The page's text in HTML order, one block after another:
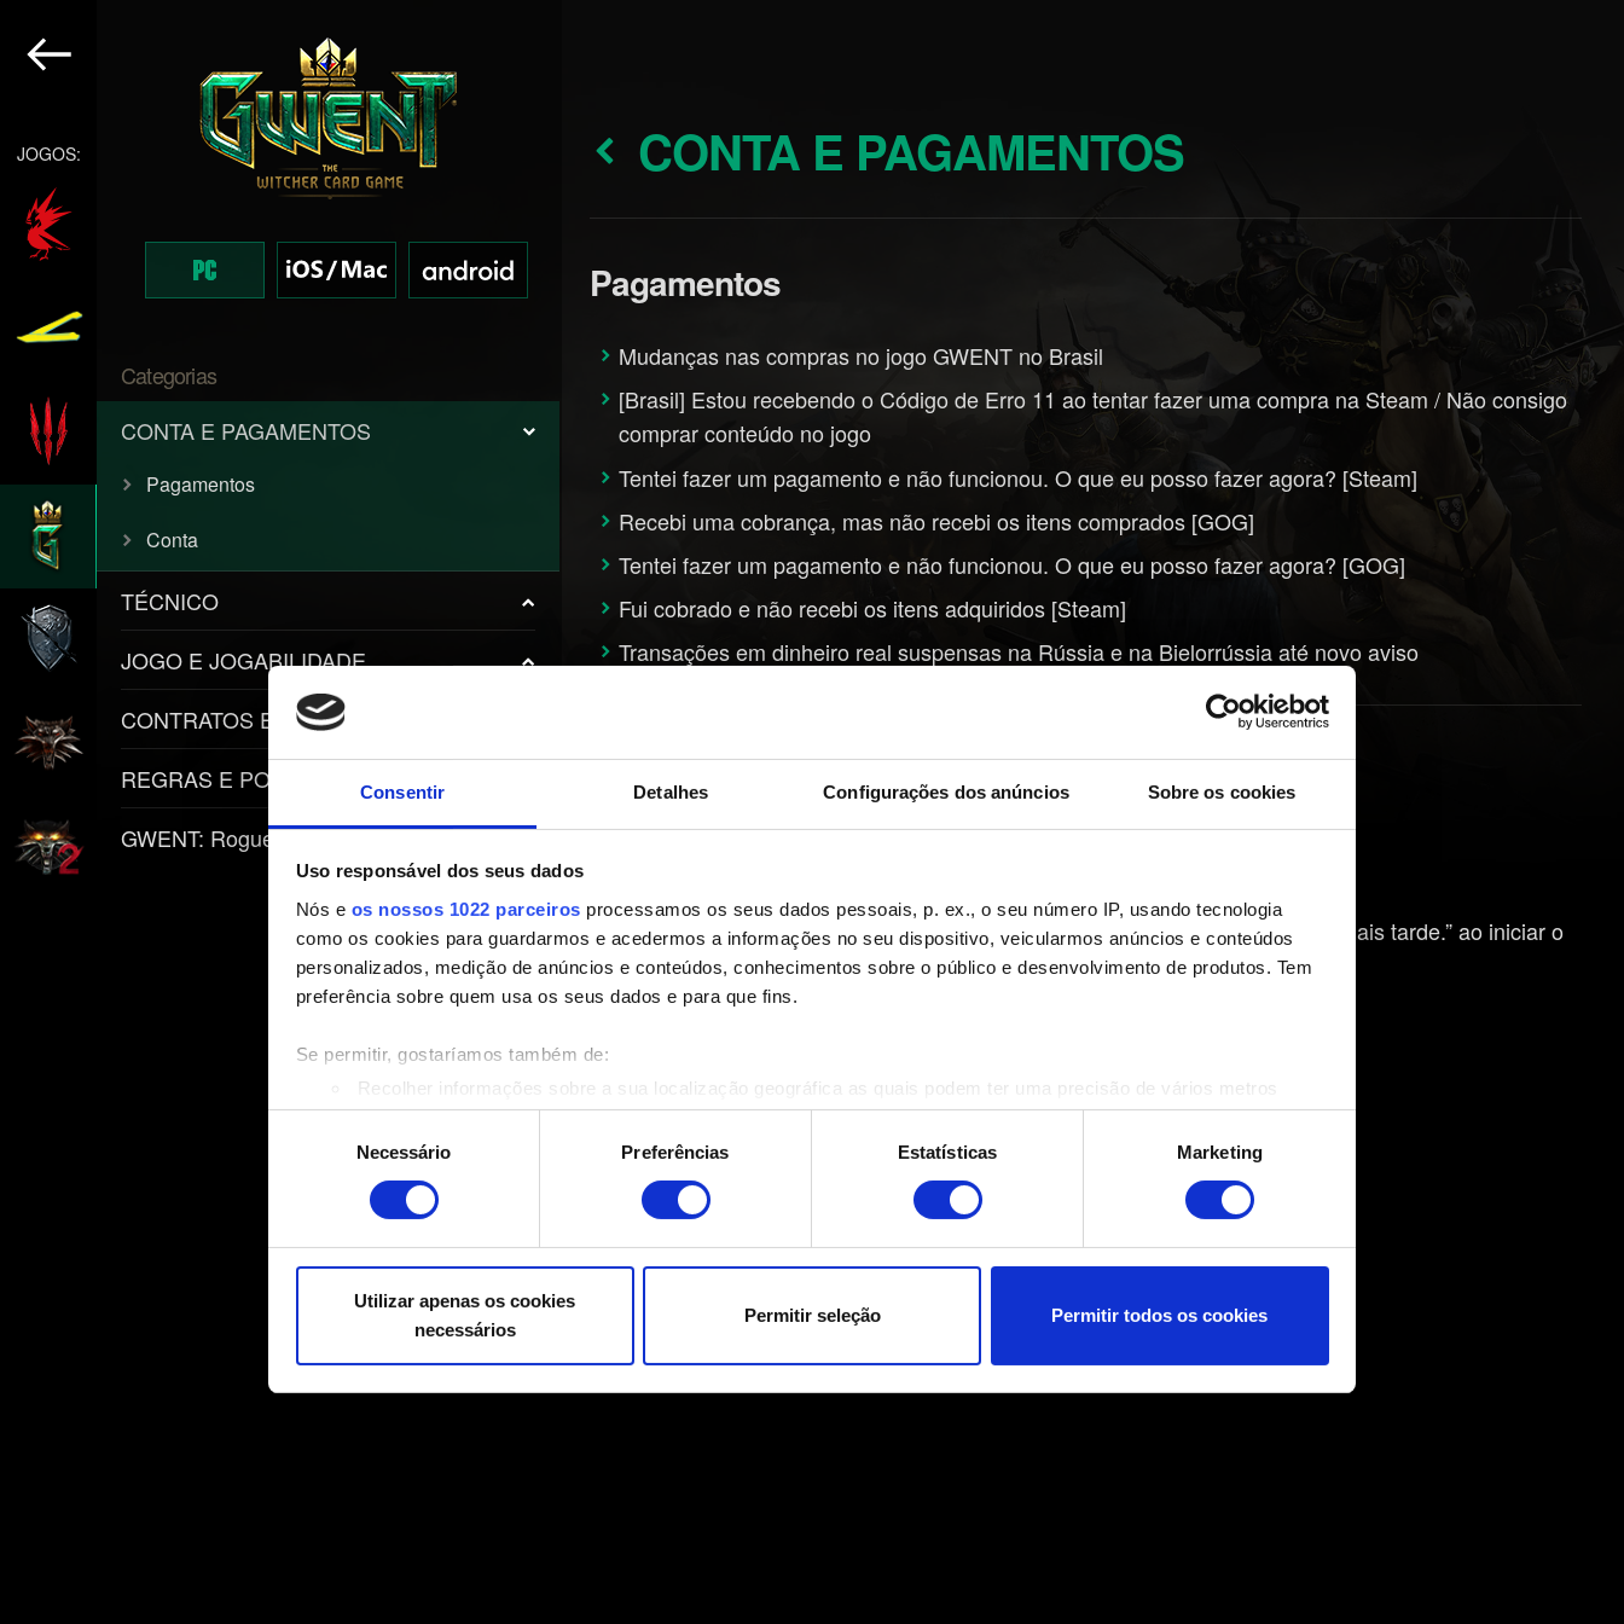
Consentir Detalhes Configurações dos anúncios Sobre os cookies
Uso responsável dos seus dados
Nós e os nossos 1022 parceiros processamos os seus dados pessoais, p. ex., o seu número IP, usando tecnologia
como os cookies para guardarmos e acedermos a informações no seu dispositivo, veicularmos anúncios e conteúdos
personalizados, medição de anúncios e conteúdos, conhecimentos sobre o público e desenvolvimento de produtos. Tem
preferência sobre quem usa os seus dados e para que fins.
Se permitir, gostaríamos também de:
Recolher informações sobre a sua localização geográfica as quais podem ter uma precisão de vários metros
Identificar o seu dispositivo analisando de forma ativa as características específicas (impressão digital)
Saiba mais sobre como os seus dados pessoais são processados e defina as suas preferências na
secção de detalhes
Pode alterar ou retirar o seu consentimento a qualquer momento da Declaração de Cookies.
relacionadas a conteúdos para que o site funcione melhor para você. Para nos ajudar a alcançar você, por exemplo, nas
mídias sociais, com algo que possa ser de seu interesse, podemos compartilhar partes dos nossos cookies com os
nossos parceiros. Todos esses cookies adicionais precisarão da sua permissão, no entanto.
consentimento
Necessário Preferências Estatísticas Marketing
Utilizar apenas os cookies
necessários
Permitir seleção Permitir todos os cookies
JOGOS:
Categorias
CONTA E PAGAMENTOS
Pagamentos
Conta
TÉCNICO
JOGO E JOGABILIDADE
CONTRATOS E ITENS
REGRAS E POLÍTICAS
GWENT: Rogue Mage
CONTA E PAGAMENTOS
Pagamentos
Mudanças nas compras no jogo GWENT no Brasil
[Brasil] Estou recebendo o Código de Erro 11 ao tentar fazer uma compra na Steam / Não consigo
comprar conteúdo no jogo
Tentei fazer um pagamento e não funcionou. O que eu posso fazer agora? [Steam]
Recebi uma cobrança, mas não recebi os itens comprados [GOG]
Tentei fazer um pagamento e não funcionou. O que eu posso fazer agora? [GOG]
Fui cobrado e não recebi os itens adquiridos [Steam]
Transações em dinheiro real suspensas na Rússia e na Bielorrússia até novo aviso
Conta
Erro de login “Não foi possível baixar o perfil do usuário. Tente novamente mais tarde.” ao iniciar o
jogo
Suporte a plataforma encerrado: PlayStation 4 / Xbox One